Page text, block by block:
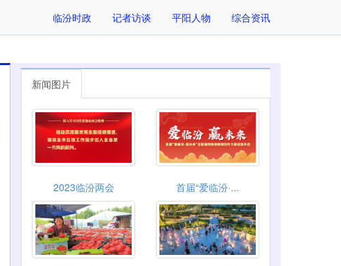
临汾时政 记者访谈 平阳人物 综合资讯
新闻图片
2023临汾两会 首届“爱临汾·...